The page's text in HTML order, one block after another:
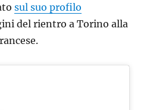
sul suo profilo
del rientro a Torino alla